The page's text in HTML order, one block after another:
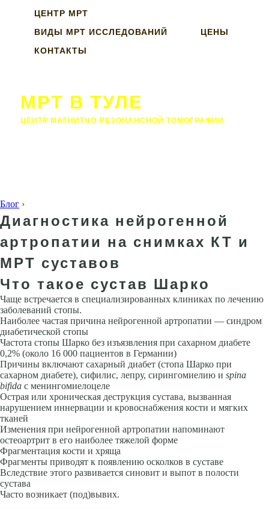
ЦЕНТР МРТ
ВИДЫ МРТ ИССЛЕДОВАНИЙ
ЦЕНЫ
КОНТАКТЫ
МРТ В ТУЛЕ
ЦЕНТР МАГНИТНО-РЕЗОНАНСНОЙ ТОМОГРАФИИ
Блог ›
Диагностика нейрогенной
артропатии на снимках КТ и
МРТ суставов
Что такое сустав Шарко
Чаще встречается в специализированных клиниках по лечению
заболеваний стопы.
Наиболее частая причина нейрогенной артропатии — синдром
диабетической стопы
Частота стопы Шарко без изъязвления при сахарном диабете
0,2% (около 16 000 пациентов в Германии)
Причины включают сахарный диабет (стопа Шарко при
сахарном диабете), сифилис, лепру, сирингомиелию и spina
bifida с менингомиелоцеле
Острая или хроническая деструкция сустава, вызванная
нарушением иннервации и кровоснабжения кости и мягких
тканей
Изменения при нейрогенной артропатии напоминают
остеоартрит в его наиболее тяжелой форме
Фрагментация кости и хряща
Фрагменты приводят к появлению осколков в суставе
Вследствие этого развивается синовит и выпот в полости
сустава
Часто возникает (под)вывих.